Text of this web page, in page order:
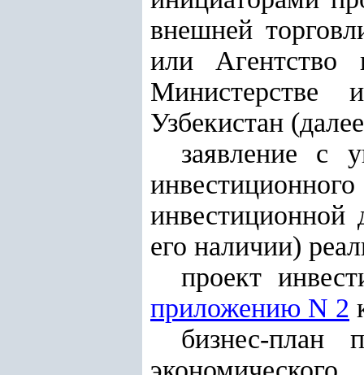
внешней
или Агентство
Министерстве
Узбекистан
заявление с
его наличии)
проект
приложению N 2
бизнес-план